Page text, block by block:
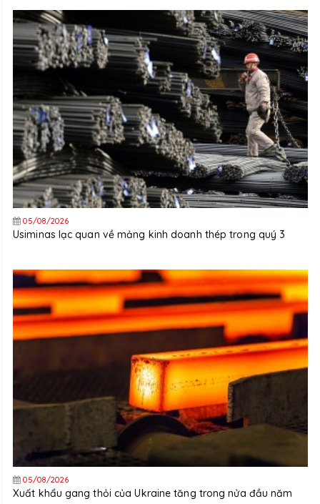
05/08/2026
Usiminas lạc quan về mảng kinh doanh thép trong quý 3
05/08/2026
Xuất khẩu gang thỏi của Ukraine tăng trong nửa đầu năm